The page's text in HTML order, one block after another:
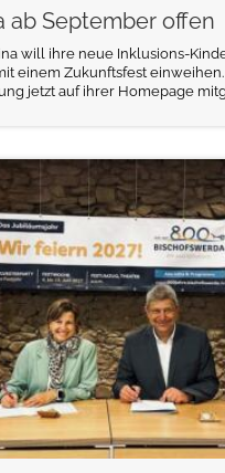
ab September offen
will ihre neue Inklusions-
einem Zukunftsfest
jetzt auf ihrer Homepage
weiterlesen